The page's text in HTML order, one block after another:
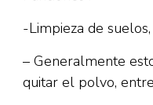
-Limpieza de
– Generalmente
quitar el polvo,